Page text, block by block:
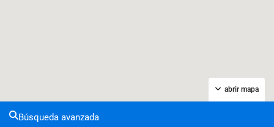
abrir mapa
Búsqueda avanzada